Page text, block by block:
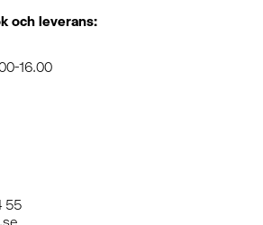
och leverans:
16.00
55